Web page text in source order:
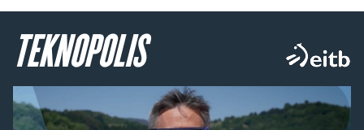
TEKNOPOLIS